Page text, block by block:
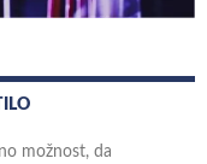
možnost, da